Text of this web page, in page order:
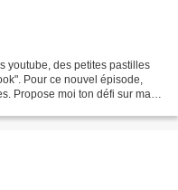
youtube, des petites pastilles
Pour ce nouvel épisode,
Propose moi ton défi sur ma